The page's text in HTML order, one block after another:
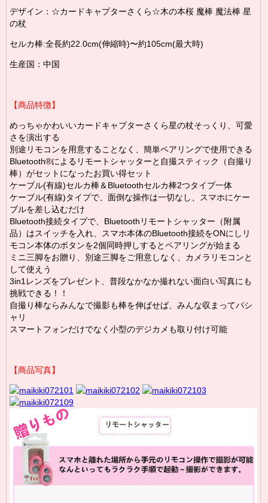
デザイン：☆カードキャプターさくら☆木の本桜 魔棒 魔法棒 星
の杖
セルカ棒:全長約22.0cm(伸縮時)〜約105cm(最大時)
生産国：中国
【商品特徴】
めっちゃかわいいカードキャプターさくら星の杖そっくり、可愛
さを演出する
別途リモコンを用意することなく、 簡単ペアリングで使用できる
Bluetooth®によるリモートシャッターと自撮スティック（自撮り
棒）がセットになったお買い得セット
ケーブル(有線)セルカ棒＆Bluetoothセルカ棒2つタイプ一体
ケーブル(有線)タイプで、面倒な操作は一切なし、スマホにケー
ブルを差し込むだけ
Bluetooth接続タイプで、 Bluetooth リモートシャッター（附属
品）はスイッチを入れ、スマホ本体のBluetooth接続をONにしリ
モコン本体のボタンを2個同時押しするとペアリングが始まる
ミニ三脚をお贈り、別途三脚をご用意しなく、カメラリモコンと
して使えう
3in1レンズをプレゼント、 普段なかなか撮れない面白い写真にも
挑戦できる！
！
自撮り棒ならみんなで撮影も棒を伸ばせば、みんな収まってパシ
ャリ
スマートフォンだけでなく小型のデジカメも取り付け可能
【商品写真】